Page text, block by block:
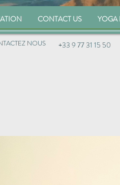
CONTACT US YOGA
NOUS +33 9 77 31 15 50